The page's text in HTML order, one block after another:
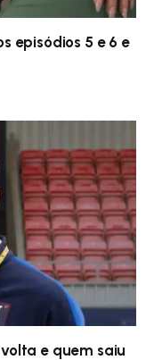
episódios 5 e 6 e
e quem saiu